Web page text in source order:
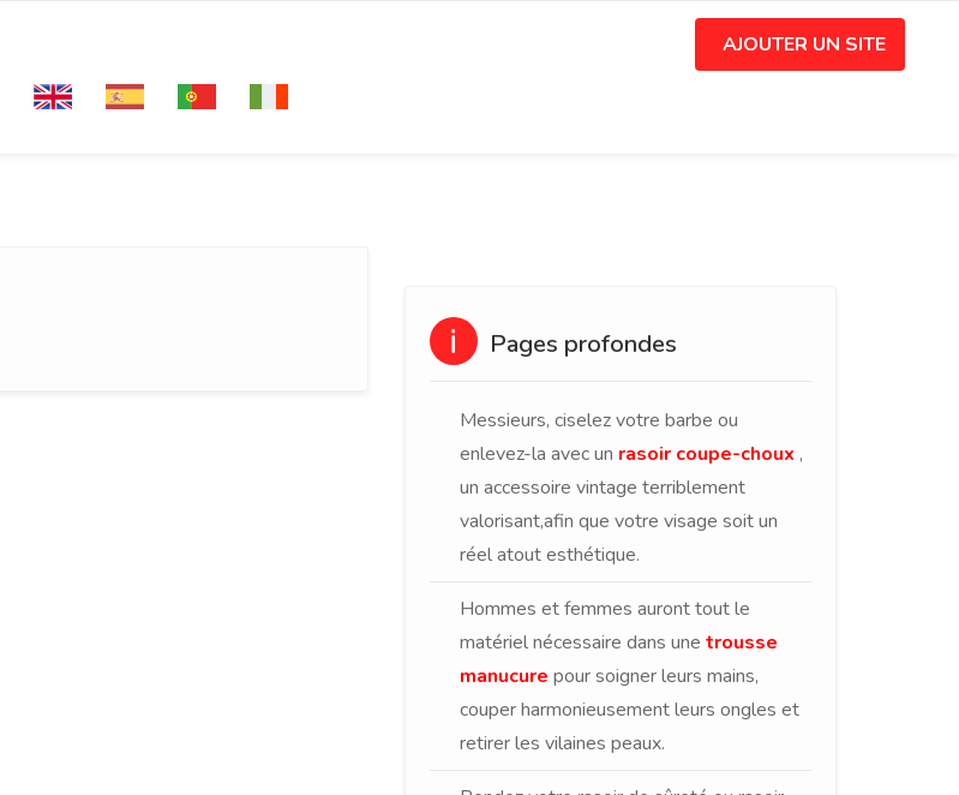
AJOUTER UN SITE
Pages profondes
Messieurs, ciselez votre barbe ou
enlevez-la avec un rasoir coupe-choux ,
un accessoire vintage terriblement
valorisant,afin que votre visage soit un
réel atout esthétique.
Hommes et femmes auront tout le
matériel nécessaire dans une trousse
manucure pour soigner leurs mains,
couper harmonieusement leurs ongles et
retirer les vilaines peaux.